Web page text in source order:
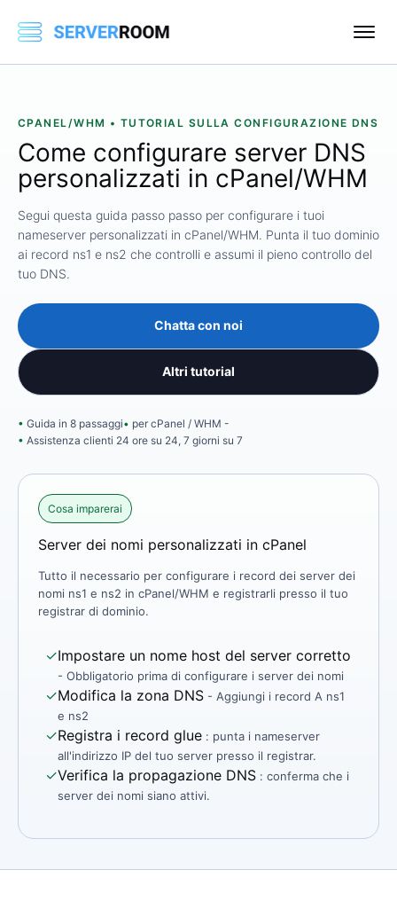
CPANEL/WHM • TUTORIAL SULLA CONFIGURAZIONE DNS
Come configurare server DNS
personalizzati in cPanel/WHM
Segui questa guida passo passo per configurare i tuoi
nameserver personalizzati in cPanel/WHM. Punta il tuo dominio
ai record ns1 e ns2 che controlli e assumi il pieno controllo del
tuo DNS.
Chatta con noi
Altri tutorial
Guida in 8 passaggi
per cPanel / WHM -
Assistenza clienti 24 ore su 24, 7 giorni su 7
Cosa imparerai
Server dei nomi personalizzati in cPanel
Tutto il necessario per configurare i record dei server dei
nomi ns1 e ns2 in cPanel/WHM e registrarli presso il tuo
registrar di dominio.
✓Impostare un nome host del server corretto
- Obbligatorio prima di configurare i server dei nomi
✓Modifica la zona DNS - Aggiungi i record A ns1
e ns2
✓Registra i record glue : punta i nameserver
all'indirizzo IP del tuo server presso il registrar.
✓Verifica la propagazione DNS : conferma che i
server dei nomi siano attivi.